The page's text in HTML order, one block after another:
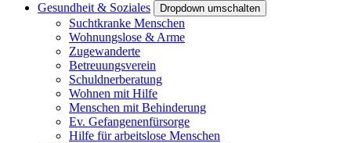
Gesundheit & Soziales
Dropdown umschalten
Suchtkranke Menschen
Wohnungslose & Arme
Zugewanderte
Betreuungsverein
Schuldnerberatung
Wohnen mit Hilfe
Menschen mit Behinderung
Ev. Gefangenenfürsorge
Hilfe für arbeitslose Menschen